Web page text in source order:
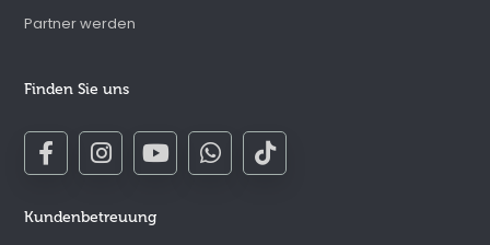
Partner werden
Finden Sie uns
Kundenbetreuung